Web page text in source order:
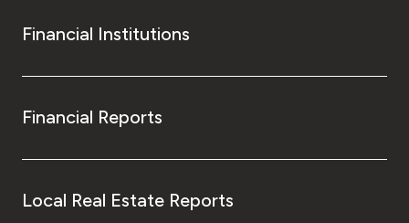
Financial Institutions
Financial Reports
Local Real Estate Reports